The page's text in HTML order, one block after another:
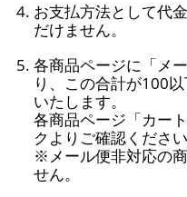
お支払方法として代
だけません。
各商品ページに「メ
り、この合計が100
いたします。
各商品ページ「カー
クよりご確認ください
※メール便非対応の
せん。